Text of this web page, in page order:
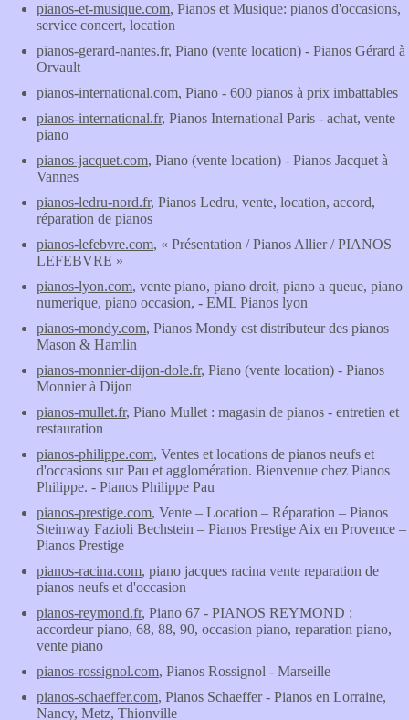
pianos-et-musique.com, Pianos et Musique: pianos d'occasions,
service concert, location
pianos-gerard-nantes.fr, Piano (vente location) - Pianos Gérard à
Orvault
pianos-international.com, Piano - 600 pianos à prix imbattables
pianos-international.fr, Pianos International Paris - achat, vente
piano
pianos-jacquet.com, Piano (vente location) - Pianos Jacquet à
Vannes
pianos-ledru-nord.fr, Pianos Ledru, vente, location, accord,
réparation de pianos
pianos-lefebvre.com, « Présentation / Pianos Allier / PIANOS
LEFEBVRE »
pianos-lyon.com, vente piano, piano droit, piano a queue, piano
numerique, piano occasion, - EML Pianos lyon
pianos-mondy.com, Pianos Mondy est distributeur des pianos
Mason & Hamlin
pianos-monnier-dijon-dole.fr, Piano (vente location) - Pianos
Monnier à Dijon
pianos-mullet.fr, Piano Mullet : magasin de pianos - entretien et
restauration
pianos-philippe.com, Ventes et locations de pianos neufs et
d'occasions sur Pau et agglomération. Bienvenue chez Pianos
Philippe. - Pianos Philippe Pau
pianos-prestige.com, Vente – Location – Réparation – Pianos
Steinway Fazioli Bechstein – Pianos Prestige Aix en Provence –
Pianos Prestige
pianos-racina.com, piano jacques racina vente reparation de
pianos neufs et d'occasion
pianos-reymond.fr, Piano 67 - PIANOS REYMOND :
accordeur piano, 68, 88, 90, occasion piano, reparation piano,
vente piano
pianos-rossignol.com, Pianos Rossignol - Marseille
pianos-schaeffer.com, Pianos Schaeffer - Pianos en Lorraine,
Nancy, Metz, Thionville